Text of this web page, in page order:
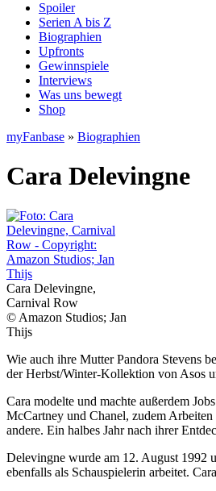
Spoiler
Serien A bis Z
Biographien
Upfronts
Gewinnspiele
Interviews
Was uns bewegt
Shop
myFanbase » Biographien
Cara Delevingne
Cara Delevingne,
Carnival Row
© Amazon Studios; Jan
Thijs
Wie auch ihre Mutter Pandora Stevens
der Herbst/Winter-Kollektion von Asos
Cara modelte und machte außerdem
McCartney und Chanel, zudem
andere. Ein halbes Jahr nach ihrer
Delevingne wurde am 12. August 1992
ebenfalls als Schauspielerin arbeitet.